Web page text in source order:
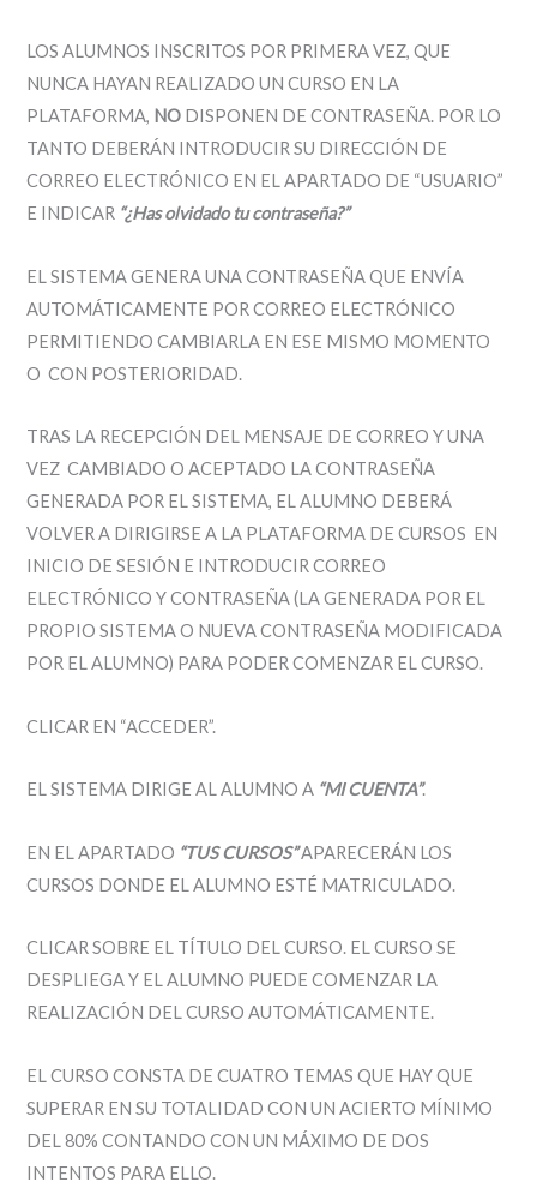
LOS ALUMNOS INSCRITOS POR PRIMERA VEZ, QUE
NUNCA HAYAN REALIZADO UN CURSO EN LA
PLATAFORMA, NODISPONEN DE CONTRASEÑA. POR LO
TANTO DEBERÁN INTRODUCIR SU DIRECCIÓN DE
CORREO ELECTRÓNICO EN EL APARTADO DE “USUARIO”
E INDICAR “¿Has olvidado tu contraseña?”
EL SISTEMA GENERA UNA CONTRASEÑA QUE ENVÍA
AUTOMÁTICAMENTE POR CORREO ELECTRÓNICO
PERMITIENDO CAMBIARLA EN ESE MISMO MOMENTO
O CON POSTERIORIDAD.
TRAS LA RECEPCIÓN DEL MENSAJE DE CORREO Y UNA
VEZ CAMBIADO O ACEPTADO LA CONTRASEÑA
GENERADA POR EL SISTEMA, EL ALUMNO DEBERÁ
VOLVER A DIRIGIRSE A LA PLATAFORMA DE CURSOS EN
INICIO DE SESIÓN E INTRODUCIR CORREO
ELECTRÓNICO Y CONTRASEÑA (LA GENERADA POR EL
PROPIO SISTEMA O NUEVA CONTRASEÑA MODIFICADA
POR EL ALUMNO) PARA PODER COMENZAR EL CURSO.
CLICAR EN “ACCEDER”.
EL SISTEMA DIRIGE AL ALUMNO A “MI CUENTA”.
EN EL APARTADO “TUS CURSOS”APARECERÁN LOS
CURSOS DONDE EL ALUMNO ESTÉ MATRICULADO.
CLICAR SOBRE EL TÍTULO DEL CURSO. EL CURSO SE
DESPLIEGA Y EL ALUMNO PUEDE COMENZAR LA
REALIZACIÓN DEL CURSO AUTOMÁTICAMENTE.
EL CURSO CONSTA DE CUATRO TEMAS QUE HAY QUE
SUPERAR EN SU TOTALIDAD CON UN ACIERTO MÍNIMO
DEL 80% CONTANDO CON UN MÁXIMO DE DOS
INTENTOS PARA ELLO.